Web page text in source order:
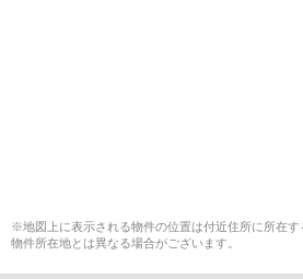
※地図上に表示される物件の位置は付近住所に所在
物件所在地とは異なる場合がございます。